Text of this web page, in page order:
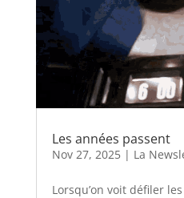
Les années passent
Nov 27, 2025| La
Lorsqu’on voit défiler